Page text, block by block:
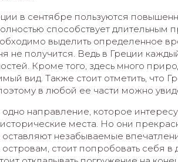
в сентябре пользуются
способствует длительным
выделить определенное
не получится. Ведь в Греции
Кроме того, здесь много
вид. Также стоит отметить, что
в любой ее части можно
направление, которое
места. Но они
оставляют незабываемые
островам, стоит попробовать себя в